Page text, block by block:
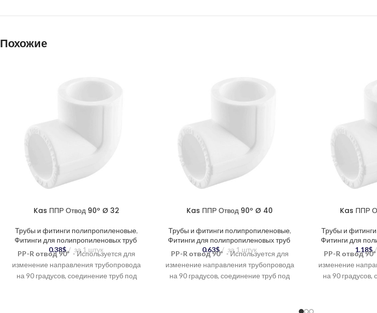
Похожие
Kas ППР Отвод 90º Ø 32
Трубы и фитинги полипропиленовые,
Фитинги для полипропиленовых труб
0.38$ за 1 штук
PP-R отвод 90º - Используется для
изменение направления трубопровода
на 90 градусов, соединение труб под
Kas ППР Отвод 90º Ø 40
Трубы и фитинги полипропиленовые,
Фитинги для полипропиленовых труб
0.63$ за 1 штук
PP-R отвод 90º - Используется для
изменение направления трубопровода
на 90 градусов, соединение труб под
Kas ППР
Трубы и
Фитинги для
1.18$
PP-R отвод 90º
изменение
на 90 градусов,